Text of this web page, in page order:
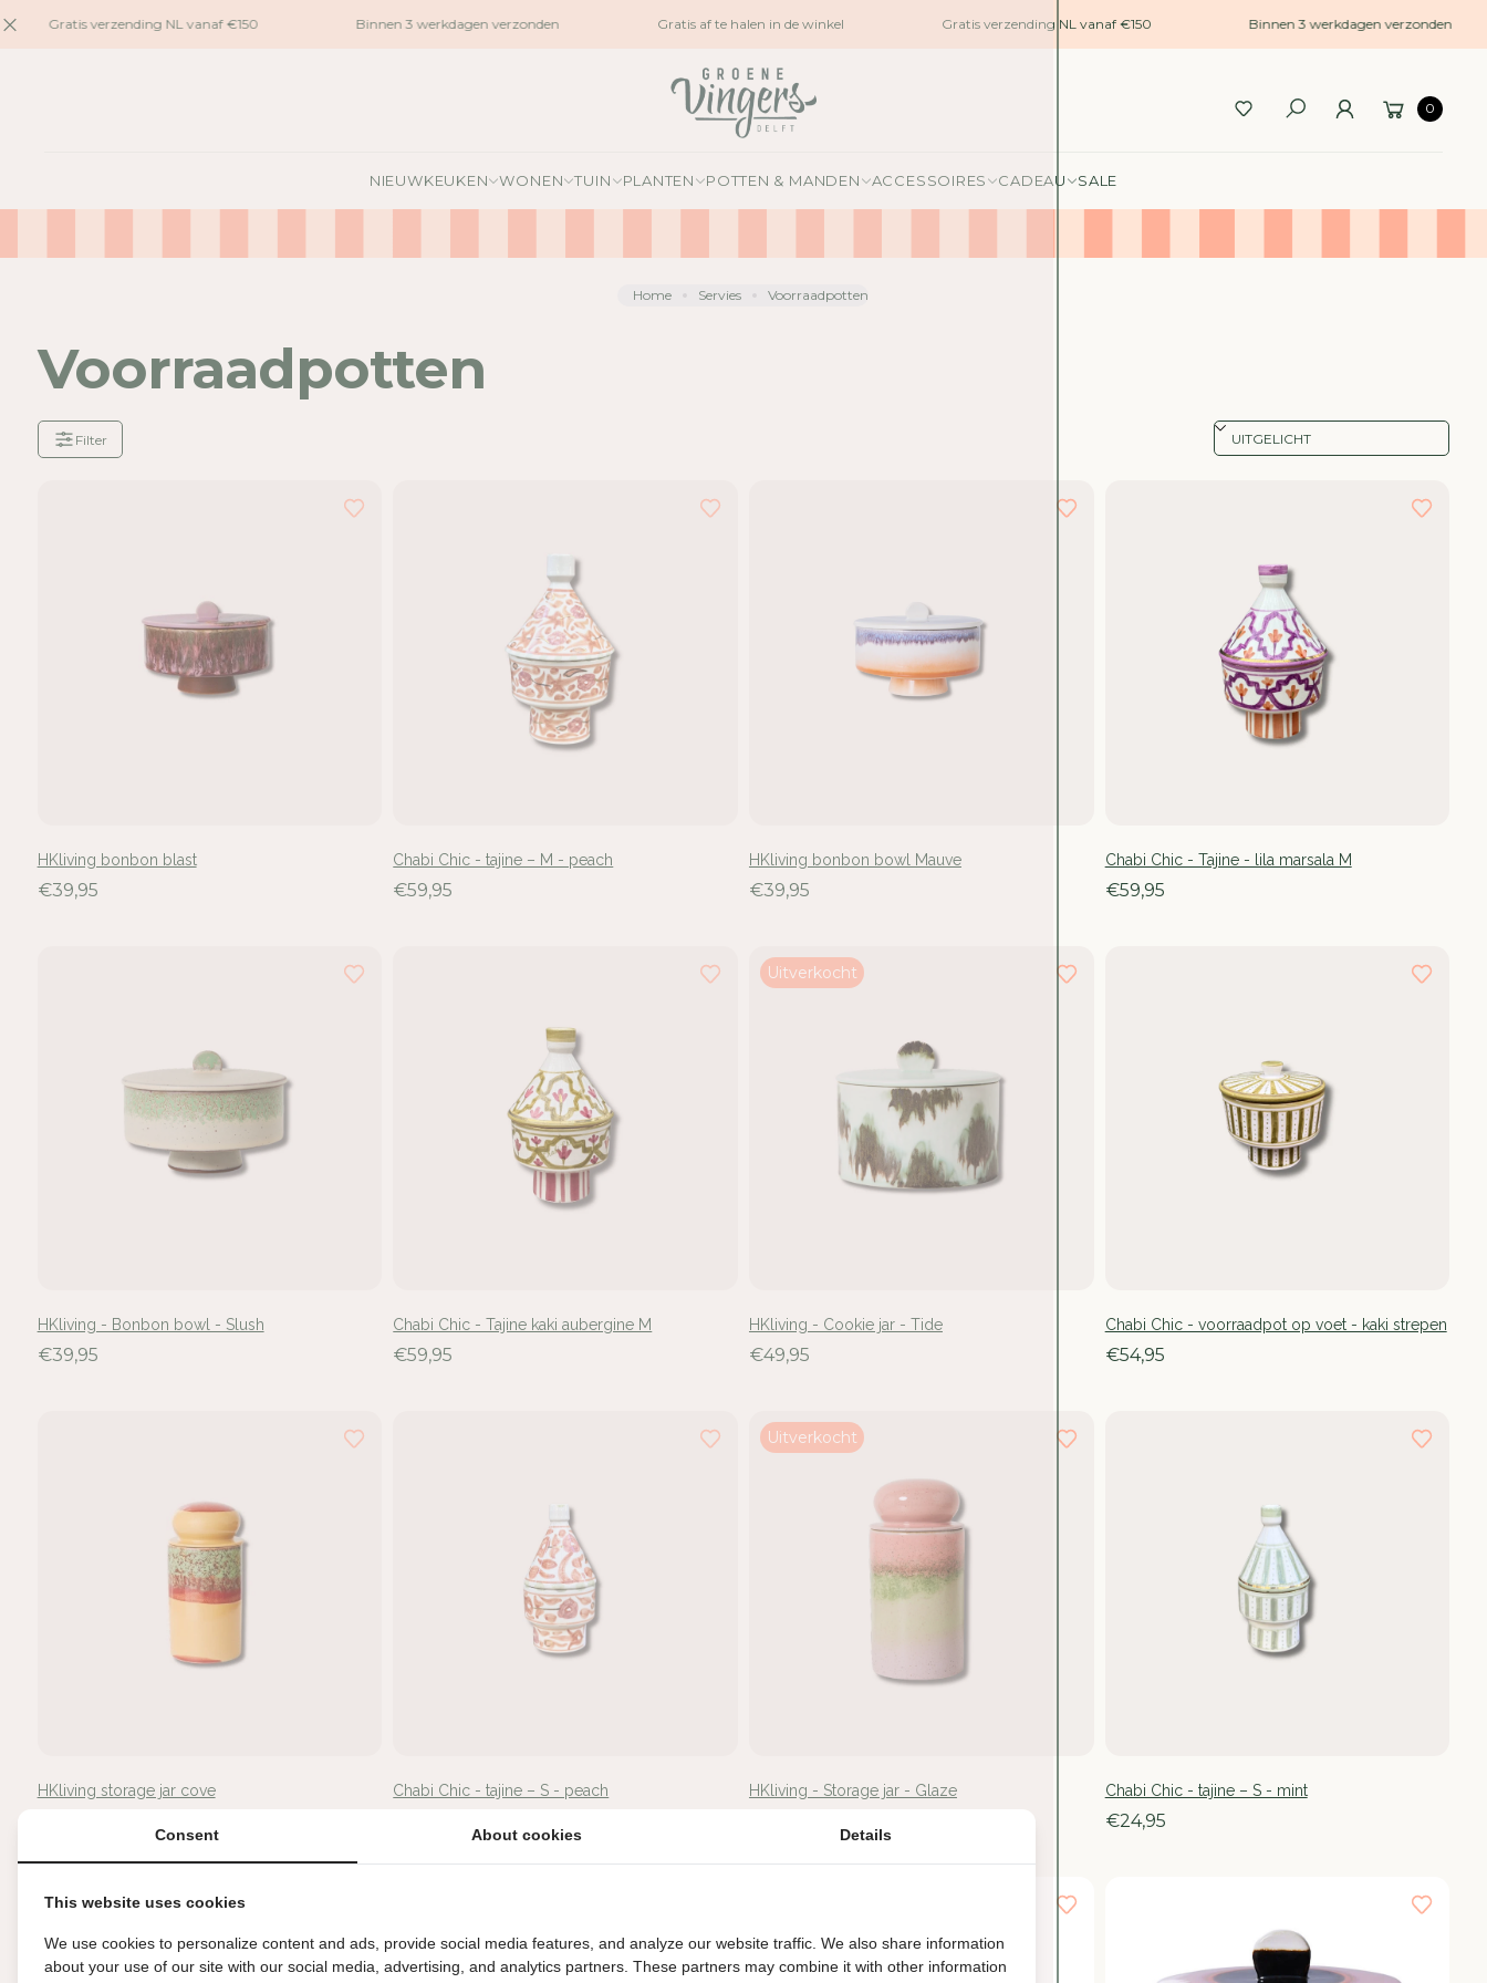
naarGratis verzending NL vanaf €150 Binnen 3 werkdagen verzonden Gratis af te halen in de winkel Gratis verzending NL vanaf €150 Binnen 3 werkdagen verzonden
0
NIEUWKEUKEN WONEN TUIN PLANTEN POTTEN & MANDEN ACCESSOIRES CADEAU SALE
Home Servies Voorraadpotten
Voorraadpotten
Filter
HKliving bonbon blast
€39,95
Chabi Chic - tajine – M - peach
€59,95
HKliving bonbon bowl Mauve
€39,95
Chabi Chic - Tajine - lila marsala M
€59,95
HKliving - Bonbon bowl - Slush
€39,95
Chabi Chic - Tajine kaki aubergine M
€59,95
Uitverkocht
HKliving - Cookie jar - Tide
€49,95
Chabi Chic - voorraadpot op voet - kaki strepen
€54,95
HKliving storage jar cove Chabi Chic - tajine – S - peach
Uitverkocht
HKliving - Storage jar - Glaze Chabi Chic - tajine – S - mint
€24,95
Consent About cookies Details
This website uses cookies
We use cookies to personalize content and ads, provide social media features, and analyze our website traffic. We also share information
about your use of our site with our social media, advertising, and analytics partners. These partners may combine it with other information